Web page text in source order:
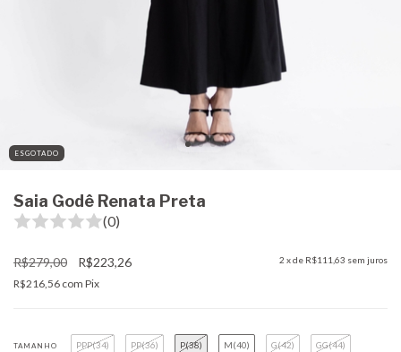
ESGOTADO
Saia Godê Renata Preta
(0)
R$279,00 R$223,26 2 x de R$111,63 sem juros
R$216,56 com Pix
TAMANHO PPP(34) PP(36) P(38) M(40) G(42) GG(44)